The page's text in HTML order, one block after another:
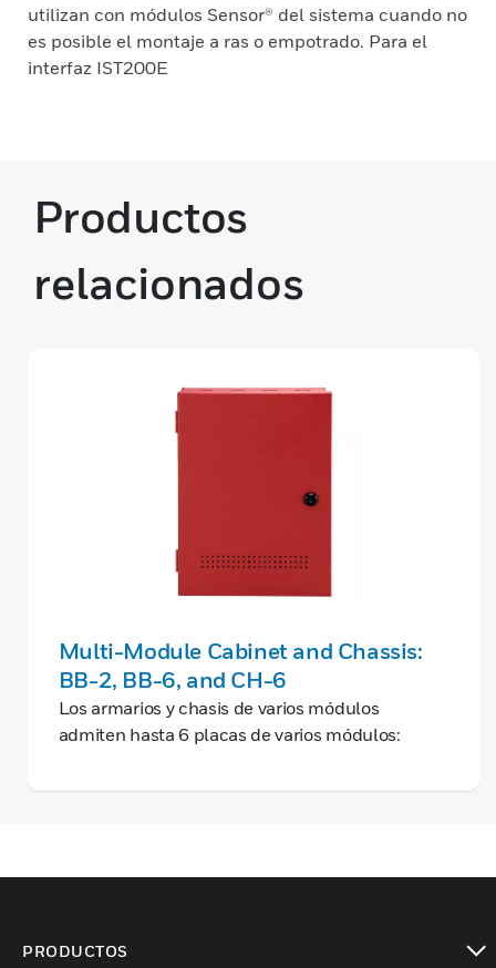
utilizan con módulos Sensor® del sistema cuando no
es posible el montaje a ras o empotrado. Para el
interfaz IST200E
Productos
relacionados
Multi-Module Cabinet and Chassis:
BB-2, BB-6, and CH-6
Los armarios y chasis de varios módulos
admiten hasta 6 placas de varios módulos:
PRODUCTOS